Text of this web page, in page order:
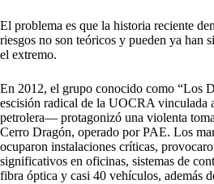
El problema es que la historia reciente
riesgos no son teóricos y pueden ya han
el extremo.
En 2012, el grupo conocido como “Los
escisión radical de la UOCRA vinculada
petrolera— protagonizó una violenta
Cerro Dragón, operado por PAE. Los
ocuparon instalaciones críticas,
significativos en oficinas, sistemas de
fibra óptica y casi 40 vehículos, además